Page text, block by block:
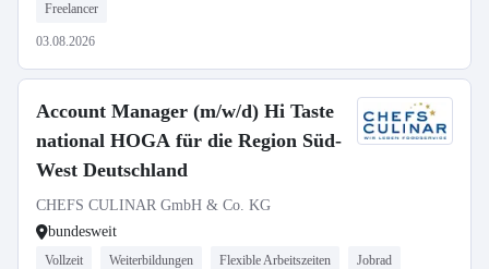
Freelancer
03.08.2026
Account Manager (m/w/d) Hi Taste
national HOGA für die Region Süd-
West Deutschland
CHEFS CULINAR GmbH & Co. KG
bundesweit
Vollzeit Weiterbildungen Flexible Arbeitszeiten Jobrad